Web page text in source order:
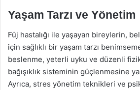
Yaşam Tarzı ve Yönetim
Füj hastalığı ile yaşayan bireylerin,
için sağlıklı bir yaşam tarzı
beslenme, yeterli uyku ve düzenli
bağışıklık sisteminin güçlenmesine
Ayrıca, stres yönetim teknikleri ve